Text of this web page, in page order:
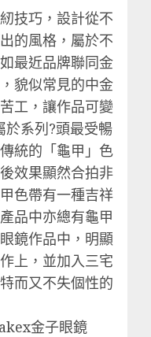
技巧，設計從不
的風格，屬於不
最近品牌聯同金
貌似常見的中金
工，讓作品可變
系列?頭最受暢
統的「龜甲」色
效果顯然合拍非
色帶有一種吉祥
品中亦總有龜甲
鏡作品中，明顯
上，並加入三宅
而又不失個性的
金子眼鏡